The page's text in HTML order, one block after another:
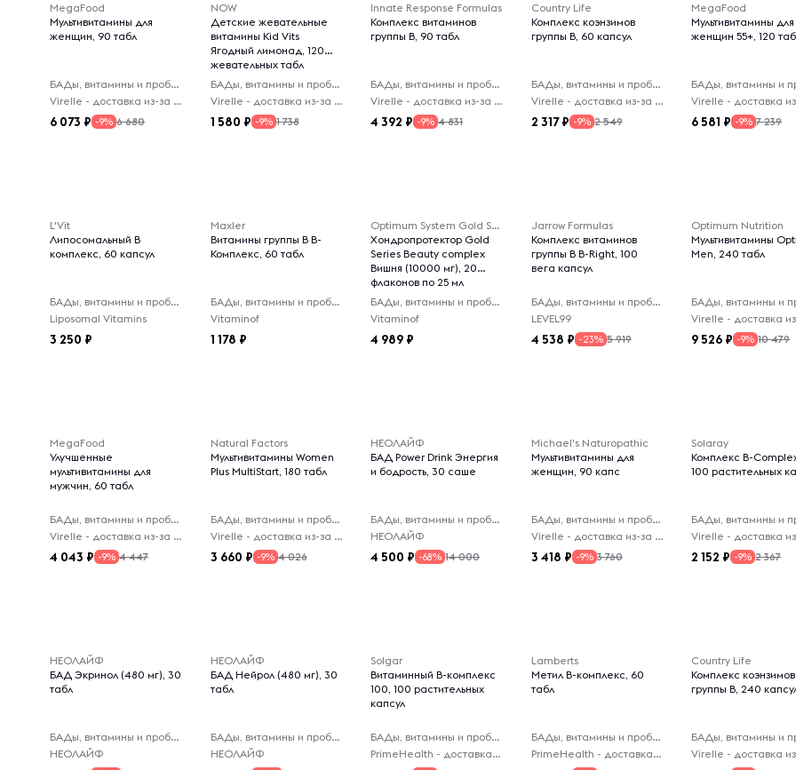
MegaFood
Мультивитамины для
женщин, 90 табл
БАДы, витамины и пробиотики
Virelle - доставка из-за рубежа
6 073 -9% 6 680
NOW
Детские жевательные
витамины Kid Vits
Ягодный лимонад, 120
жевательных табл
БАДы, витамины и пробиотики
Virelle - доставка из-за рубежа
1 580 -9% 1 738
Innate Response Formulas
Комплекс витаминов
группы В, 90 табл
БАДы, витамины и пробиотики
Virelle - доставка из-за рубежа
4 392 -9% 4 831
Country Life
Комплекс коэнзимов
группы B, 60 капсул
БАДы, витамины и пробиотики
Virelle - доставка из-за рубежа
2 317 -9% 2 549
MegaFood
Мультивитамины для
женщин 55+, 120
6 581 -9% 7 239
L'Vit
Липосомальный В
комплекс, 60 капсул
БАДы, витамины и пробиотики
Liposomal Vitamins
3 250
Maxler
Витамины группы В В-
Комплекс, 60 табл
БАДы, витамины и пробиотики
Vitaminof
1 178
Optimum System Gold Series
Хондропротектор Gold
Series Beauty complex
Вишня (10000 мг), 20
флаконов по 25 мл
БАДы, витамины и пробиотики
Vitaminof
4 989
Jarrow Formulas
Комплекс витаминов
группы B B-Right, 100
вега капсул
БАДы, витамины и пробиотики
LEVEL99
4 538 -23% 5 919
Optimum Nutrition
Мультивитамины
Men, 240 табл
9 526 -9% 10 479
MegaFood
Улучшенные
мультивитамины для
мужчин, 60 табл
БАДы, витамины и пробиотики
Virelle - доставка из-за рубежа
4 043 -9% 4 447
Natural Factors
Мультивитамины Women
Plus MultiStart, 180 табл
БАДы, витамины и пробиотики
Virelle - доставка из-за рубежа
3 660 -9% 4 026
НЕОЛАЙФ
БАД Power Drink Энергия
и бодрость, 30 саше
БАДы, витамины и пробиотики
НЕОЛАЙФ
4 500 -68% 14 000
Michael's Naturopathic
Мультивитамины для
женщин, 90 капс
БАДы, витамины и пробиотики
Virelle - доставка из-за рубежа
3 418 -9% 3 760
Solaray
Комплекс B-
100 растительных
2 152 -9% 2 367
НЕОЛАЙФ
БАД Экринол (480 мг), 30
табл
БАДы, витамины и пробиотики
НЕОЛАЙФ
НЕОЛАЙФ
БАД Нейрол (480 мг), 30
табл
БАДы, витамины и пробиотики
НЕОЛАЙФ
Solgar
Витаминный B-комплекс
100, 100 растительных
капсул
БАДы, витамины и пробиотики
PrimeHealth - доставка из-за рубежа
Lamberts
Метил B-комплекс, 60
табл
БАДы, витамины и пробиотики
PrimeHealth - доставка из-за рубежа
Country Life
Комплекс коэнзимов
группы B, 240